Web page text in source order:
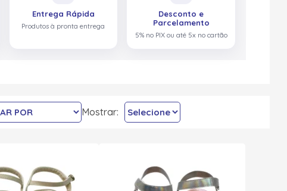
Entrega Rápida
Produtos à pronta entrega
Desconto e
Parcelamento
5% no PIX ou até 5x no cartão
Mostrar: